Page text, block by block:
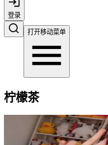
登录
打开移动菜单
柠檬茶